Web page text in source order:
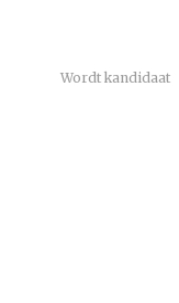
Wordt kandidaat